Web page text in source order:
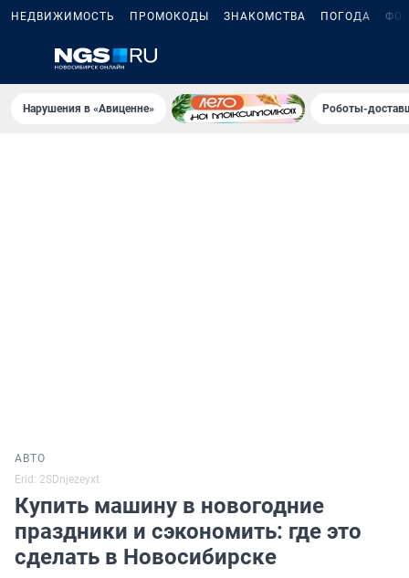
НЕДВИЖИМОСТЬ ПРОМОКОДЫ ЗНАКОМСТВА ПОГОДА
Нарушения в «Авиценне» Роботы-
АВТО
Erid: 2SDnjezeyxt
Купить машину в новогодние
праздники и сэкономить: где это
сделать в Новосибирске